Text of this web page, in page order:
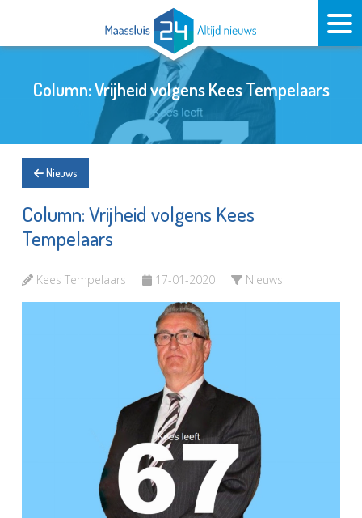
Column: Vrijheid volgens Kees Tempelaars
Nieuws
Column: Vrijheid volgens Kees
Tempelaars
Kees Tempelaars 17-01-2020 Nieuws